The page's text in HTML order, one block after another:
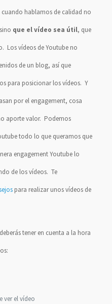
hablamos de calidad no
que el vídeo sea útil, que
Los vídeos de Youtube no
de un blog, así que
para posicionar los vídeos. Y
por el engagement, cosa
aporte valor. Podemos
todo lo que queramos que
engagement Youtube lo
de los vídeos. Te
para realizar unos vídeos de
tener en cuenta a la hora
ver el vídeo